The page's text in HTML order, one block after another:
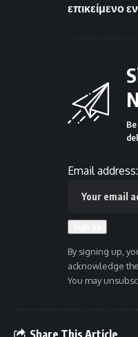
επικείμενο
Email address:
By signing up,
acknowledge
You may